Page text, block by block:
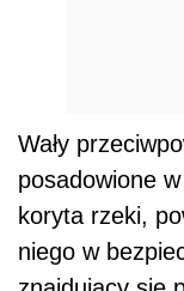
Wały
posadowione
koryta rzeki,
niego w